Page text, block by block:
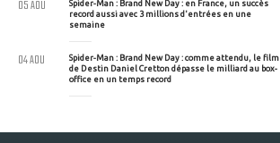
Spider-Man : Brand New Day : en France, un succès
record aussi avec 3 millions d'entrées en une
semaine
05 AOU
Spider-Man : Brand New Day : comme attendu, le film
de Destin Daniel Cretton dépasse le milliard au box-
office en un temps record
04 AOU